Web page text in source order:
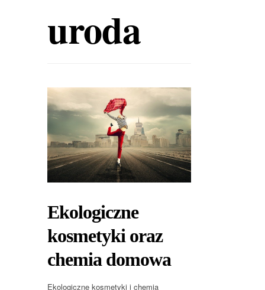
uroda
Ekologiczne
kosmetyki oraz
chemia domowa
Ekologiczne kosmetyki i chemia